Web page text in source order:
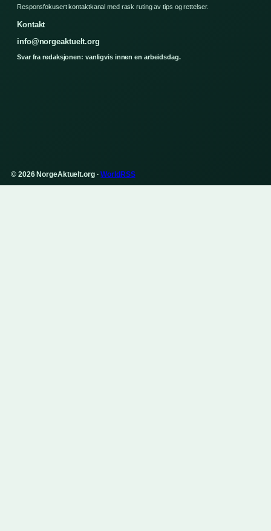
Responsfokusert kontaktkanal med rask ruting av tips og rettelser.
Kontakt
info@norgeaktuelt.org
Svar fra redaksjonen: vanligvis innen en arbeidsdag.
© 2026 NorgeAktuelt.org ·WorldRSS